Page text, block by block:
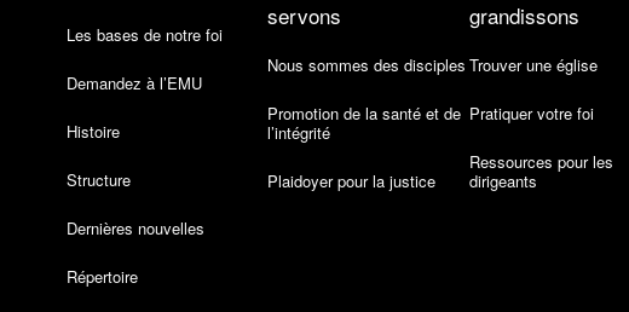
Les bases de notre foi
Demandez à l’EMU
Histoire
Structure
Dernières nouvelles
Répertoire
servons
Nous sommes des disciples
Promotion de la santé et de
l’intégrité
Plaidoyer pour la justice
grandissons
Trouver une église
Pratiquer votre foi
Ressources pour les
dirigeants